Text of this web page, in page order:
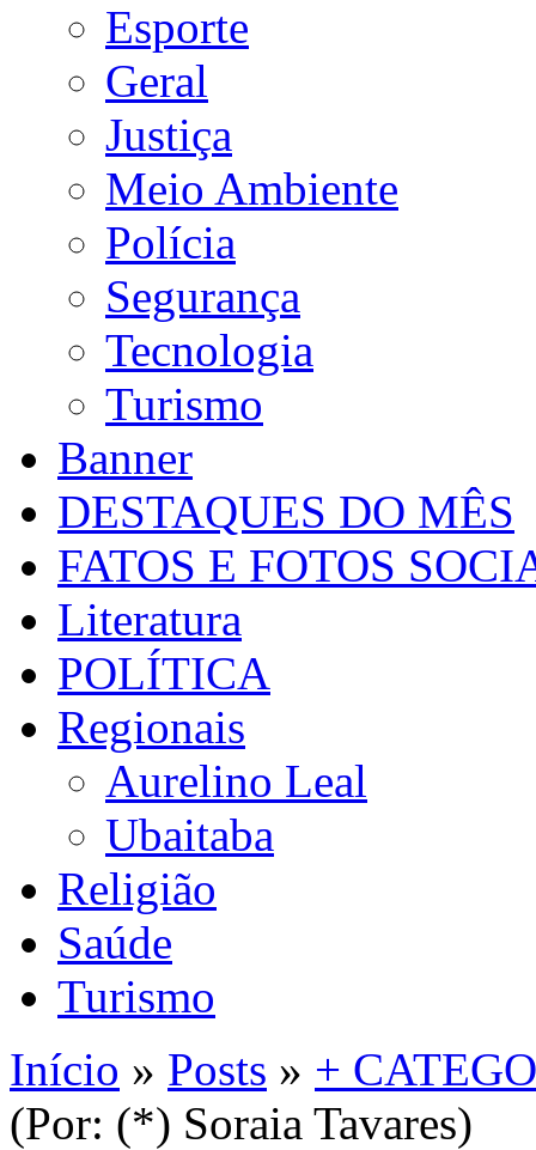
Esporte
Geral
Justiça
Meio Ambiente
Polícia
Segurança
Tecnologia
Turismo
Banner
DESTAQUES DO MÊS
FATOS E FOTOS
Literatura
POLÍTICA
Regionais
Aurelino Leal
Ubaitaba
Religião
Saúde
Turismo
Início » Posts » +
(Por: (*) Soraia Tavares)